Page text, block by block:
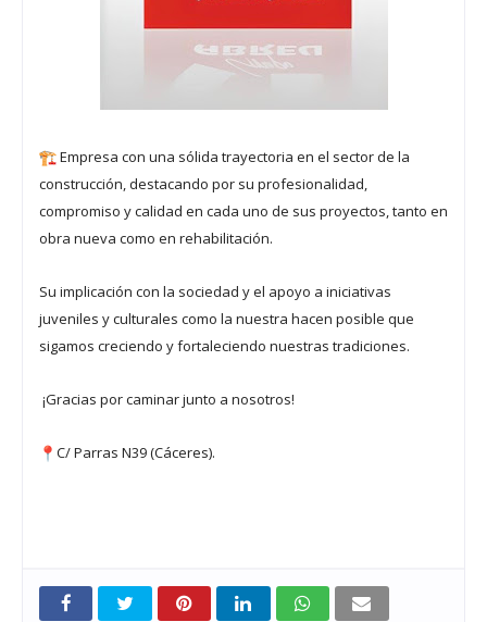
Empresa con una sólida trayectoria en el sector de la
construcción, destacando por su profesionalidad,
compromiso y calidad en cada uno de sus proyectos, tanto en
obra nueva como en rehabilitación.
Su implicación con la sociedad y el apoyo a iniciativas
juveniles y culturales como la nuestra hacen posible que
sigamos creciendo y fortaleciendo nuestras tradiciones.
¡Gracias por caminar junto a nosotros!
C/ Parras N39 (Cáceres).